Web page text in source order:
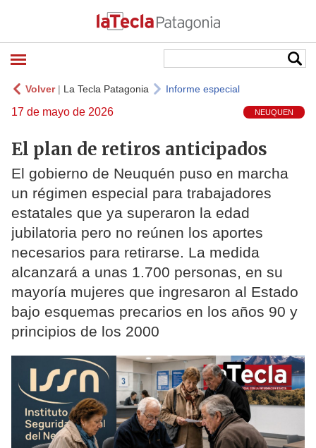
Volver| La Tecla Patagonia Informe especial
17 de mayo de 2026 NEUQUEN
El plan de retiros anticipados
El gobierno de Neuquén puso en marcha
un régimen especial para trabajadores
estatales que ya superaron la edad
jubilatoria pero no reúnen los aportes
necesarios para retirarse. La medida
alcanzará a unas 1.700 personas, en su
mayoría mujeres que ingresaron al Estado
bajo esquemas precarios en los años 90 y
principios de los 2000